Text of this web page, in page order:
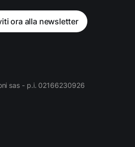
ora alla newsletter
sas - p.i. 02166230926